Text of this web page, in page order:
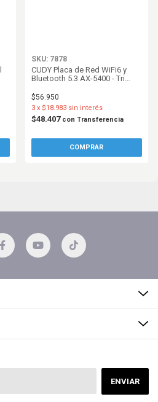
SKU: 7878
CUDY Placa de Red WiFi6 y
Bluetooth 5.3 AX-5400 - Tri
$56.950
$48.407 con Transferencia
3 x $18.983 sin interés